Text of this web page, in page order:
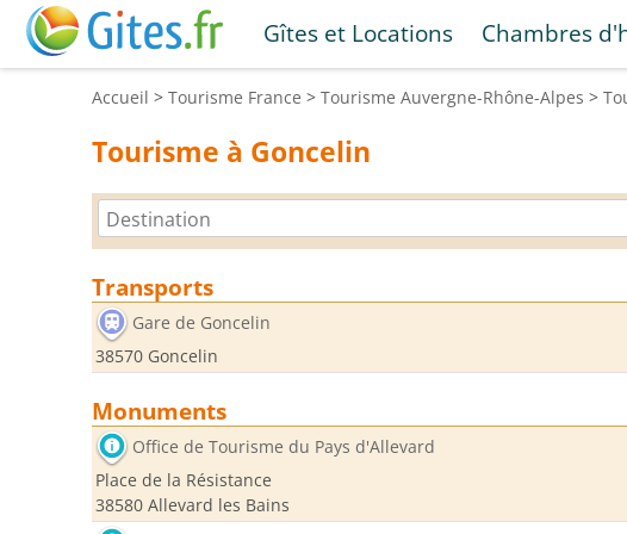
Gîtes et Locations Chambres
Accueil > Tourisme France > Tourisme Auvergne-Rhône-Alpes >
Tourisme à Goncelin
Transports
Gare de Goncelin
38570 Goncelin
Monuments
Office de Tourisme du Pays d'Allevard
Place de la Résistance
38580 Allevard les Bains